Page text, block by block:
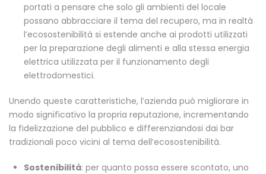
portati a pensare che solo gli ambienti del locale
possano abbracciare il tema del recupero, ma in realtà
l’ecosostenibilità si estende anche ai prodotti utilizzati
per la preparazione degli alimenti e alla stessa energia
elettrica utilizzata per il funzionamento degli
elettrodomestici.
Unendo queste caratteristiche, l’azienda può migliorare in
modo significativo la propria reputazione, incrementando
la fidelizzazione del pubblico e differenziandosi dai bar
tradizionali poco vicini al tema dell’ecosostenibilità.
Sostenibilità: per quanto possa essere scontato, uno